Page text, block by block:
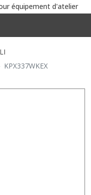
équipement d'atelier
KPX337WKEX